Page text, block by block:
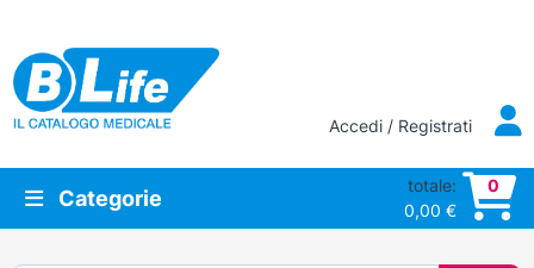
Vai al contenuto principale
Accedi / Registrati
Categorie
totale:
0,00 €
0